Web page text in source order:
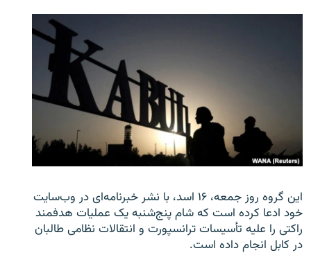
این گروه روز جمعه، ۱۶ اسد، با نشر خبرنامه‌ای در وب‌سایت
خود ادعا کرده است که شام پنج‌شنبه یک عملیات هدفمند
راکتی را علیه تأسیسات ترانسپورت و انتقالات نظامی طالبان
در کابل انجام داده است.